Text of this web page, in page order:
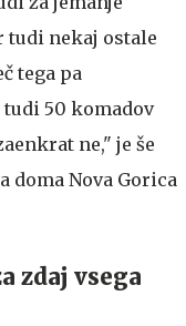
tudi nekaj ostale
tega pa
50 komadov
ne," je še
doma Nova Gorica
zdaj vsega